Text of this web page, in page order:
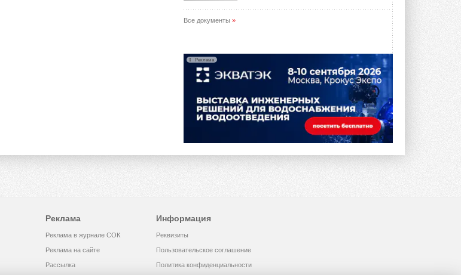
Все документы »
Реклама
Реклама
Реклама в журнале СОК
Реклама на сайте
Рассылка
Информация
Реквизиты
Пользовательское соглашение
Политика конфиденциальности